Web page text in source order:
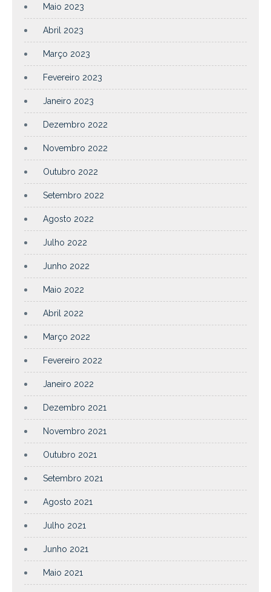
Maio 2023
Abril 2023
Março 2023
Fevereiro 2023
Janeiro 2023
Dezembro 2022
Novembro 2022
Outubro 2022
Setembro 2022
Agosto 2022
Julho 2022
Junho 2022
Maio 2022
Abril 2022
Março 2022
Fevereiro 2022
Janeiro 2022
Dezembro 2021
Novembro 2021
Outubro 2021
Setembro 2021
Agosto 2021
Julho 2021
Junho 2021
Maio 2021